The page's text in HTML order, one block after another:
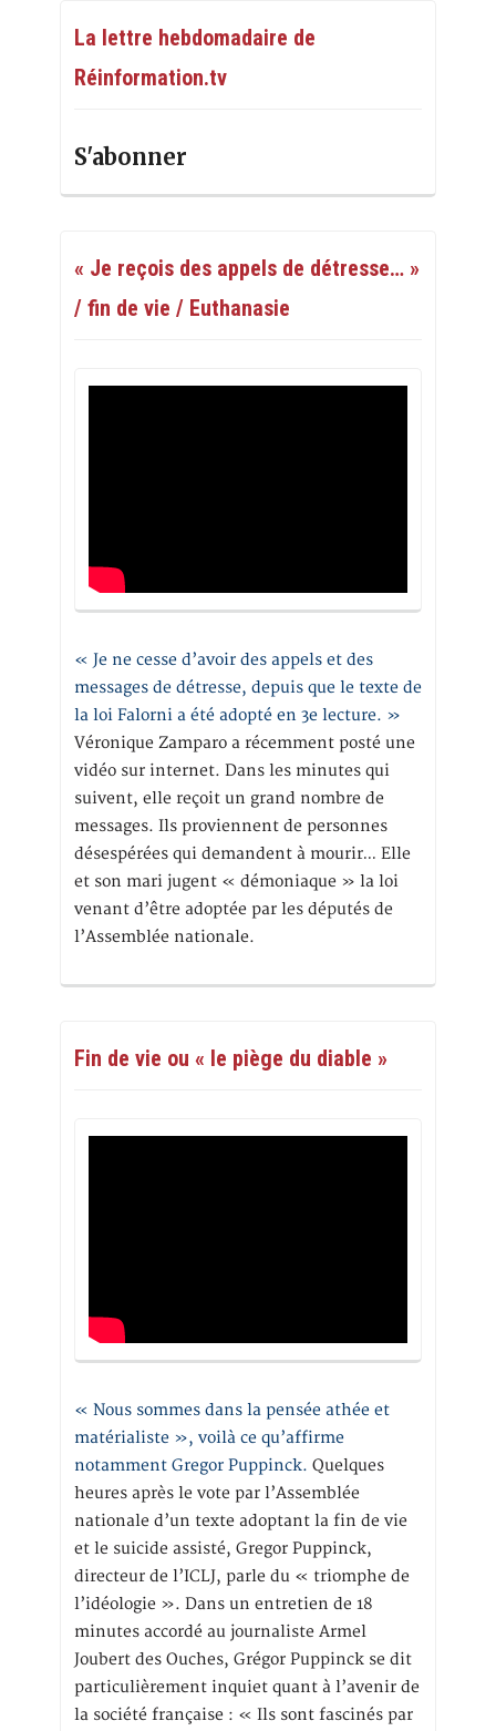
La lettre hebdomadaire de
Réinformation.tv
S'abonner
« Je reçois des appels de détresse… »
/ fin de vie / Euthanasie
« Je ne cesse d’avoir des appels et des
messages de détresse, depuis que le texte de
la loi Falorni a été adopté en 3e lecture. »
Véronique Zamparo a récemment posté une
vidéo sur internet. Dans les minutes qui
suivent, elle reçoit un grand nombre de
messages. Ils proviennent de personnes
désespérées qui demandent à mourir… Elle
et son mari jugent « démoniaque » la loi
venant d’être adoptée par les députés de
l’Assemblée nationale.
Fin de vie ou « le piège du diable »
« Nous sommes dans la pensée athée et
matérialiste », voilà ce qu’affirme
notamment Gregor Puppinck. Quelques
heures après le vote par l’Assemblée
nationale d’un texte adoptant la fin de vie
et le suicide assisté, Gregor Puppinck,
directeur de l’ICLJ, parle du « triomphe de
l’idéologie ». Dans un entretien de 18
minutes accordé au journaliste Armel
Joubert des Ouches, Grégor Puppinck se dit
particulièrement inquiet quant à l’avenir de
la société française : « Ils sont fascinés par